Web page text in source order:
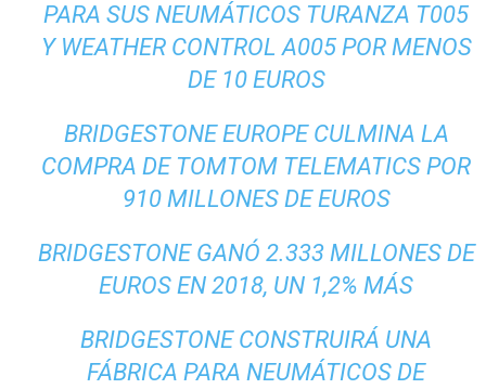
PARA SUS NEUMÁTICOS TURANZA T005
Y WEATHER CONTROL A005 POR MENOS
DE 10 EUROS
BRIDGESTONE EUROPE CULMINA LA
COMPRA DE TOMTOM TELEMATICS POR
910 MILLONES DE EUROS
BRIDGESTONE GANÓ 2.333 MILLONES DE
EUROS EN 2018, UN 1,2% MÁS
BRIDGESTONE CONSTRUIRÁ UNA
FÁBRICA PARA NEUMÁTICOS DE